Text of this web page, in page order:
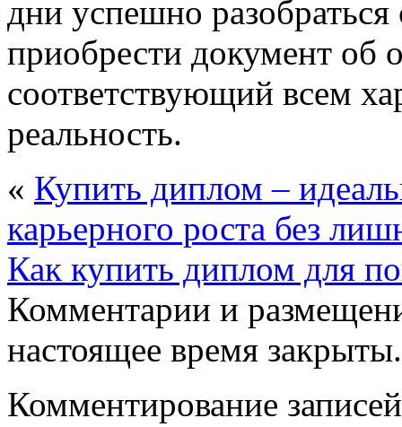
дни успешно разобраться
приобрести документ об
соответствующий всем
реальность.
« Купить диплом –
карьерного роста без
Как купить диплом для
Комментарии и
настоящее время закрыты.
Комментирование